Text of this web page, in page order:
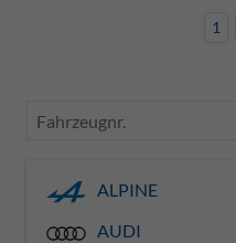
1
Fahrzeugnr.
ALPINE
AUDI